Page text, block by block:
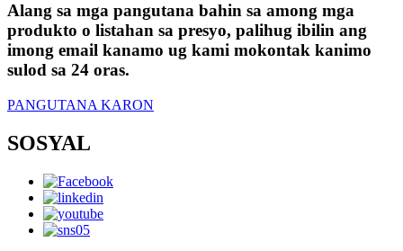
Alang sa mga pangutana bahin sa among mga
produkto o listahan sa presyo, palihug ibilin ang
imong email kanamo ug kami mokontak kanimo
sulod sa 24 oras.
PANGUTANA KARON
SOSYAL